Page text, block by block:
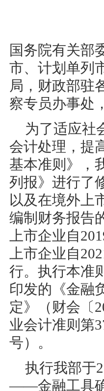
国务院有关部
市、计划单列
局，财政部驻
察专员办事处
为了适应社
会计处理，提
基本准则》，
列报》进行了
以及在境外上
编制财务报告
上市企业自
上市企业自
行。执行本准
印发的《金融
定》（财会〔
业会计准则第
号）。
执行我部于
——金融工具确